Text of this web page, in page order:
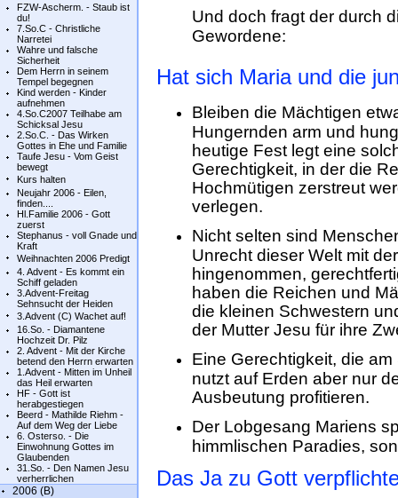
FZW-Ascherm. - Staub ist
du!
7.So.C - Christliche
Narretei
Wahre und falsche
Sicherheit
Dem Herrn in seinem
Tempel begegnen
Kind werden - Kinder
aufnehmen
4.So.C2007 Teilhabe am
Schicksal Jesu
2.So.C. - Das Wirken
Gottes in Ehe und Familie
Taufe Jesu - Vom Geist
bewegt
Kurs halten
Neujahr 2006 - Eilen,
finden....
Hl.Familie 2006 - Gott
zuerst
Stephanus - voll Gnade und
Kraft
Weihnachten 2006 Predigt
4. Advent - Es kommt ein
Schiff geladen
3.Advent-Freitag
Sehnsucht der Heiden
3.Advent (C) Wachet auf!
16.So. - Diamantene
Hochzeit Dr. Pilz
2. Advent - Mit der Kirche
betend den Herrn erwarten
1.Advent - Mitten im Unheil
das Heil erwarten
HF - Gott ist
herabgestiegen
Beerd - Mathilde Riehm -
Auf dem Weg der Liebe
6. Osterso. - Die
Einwohnung Gottes im
Glaubenden
31.So. - Den Namen Jesu
verherrlichen
2006 (B)
Und doch fragt der durch
Gewordene:
Hat sich Maria und die
Bleiben die Mächtigen
Hungernden arm und
heutige Fest legt eine
Gerechtigkeit, in der die
Hochmütigen zerstreut
verlegen.
Nicht selten sind
Unrecht dieser Welt mit
hingenommen,
haben die Reichen und
die kleinen Schwestern
der Mutter Jesu für ihre
Eine Gerechtigkeit, die
nutzt auf Erden aber nur
Ausbeutung profitieren.
Der Lobgesang Mariens
himmlischen Paradies,
Das Ja zu Gott